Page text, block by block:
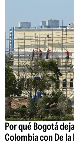
Por qué Bogotá
Colombia con De